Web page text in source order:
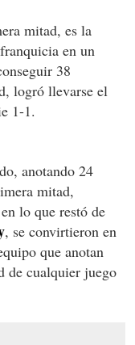
mitad, es la
en un
38
logró llevarse el
1-1.
anotando 24
mitad,
lo que restó de
, se convirtieron en
que anotan
de cualquier juego